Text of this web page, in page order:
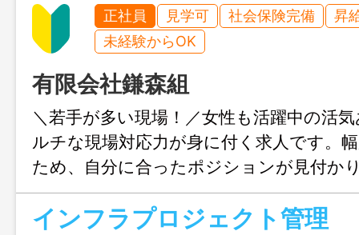
正社員 見学可 社会保険完備
昇
未経験からOK
有限会社鎌森組
＼若手が多い現場！／女性も活躍中の活
ルチな現場対応力が身に付く求人です。
ため、自分に合ったポジションが見付か
関係の良い現場で、一からキャリアアッ
ませんか？
インフラプロジェクト管理